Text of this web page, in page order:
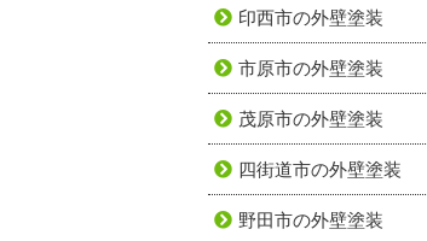
印西市の外壁塗装
市原市の外壁塗装
茂原市の外壁塗装
四街道市の外壁塗装
野田市の外壁塗装